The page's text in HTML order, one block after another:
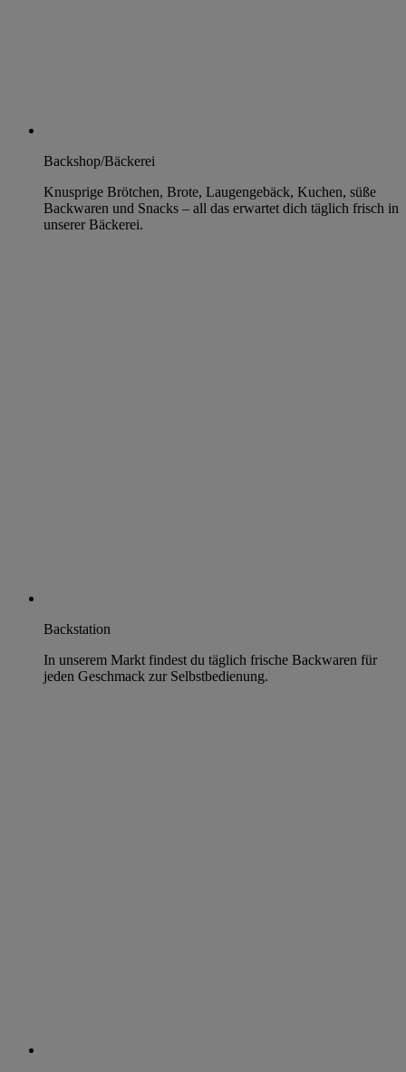
Backshop/Bäckerei
Knusprige Brötchen, Brote, Laugengebäck, Kuchen, süße
Backwaren und Snacks – all das erwartet dich täglich frisch in
unserer Bäckerei.
Backstation
In unserem Markt findest du täglich frische Backwaren für
jeden Geschmack zur Selbstbedienung.